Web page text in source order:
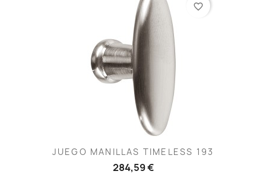
JUEGO MANILLAS TIMELESS 193
284,59 €
favorite_border